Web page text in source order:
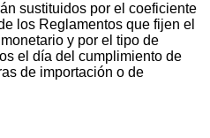
sustituidos por el coeficiente
los Reglamentos que fijen el
y por el tipo de
el día del cumplimiento de
de importación o de